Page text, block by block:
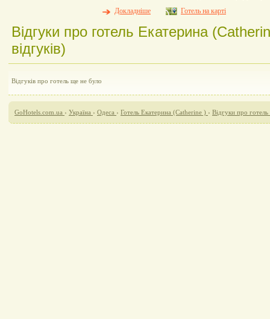
Докладніше
Готель на карті
Відгуки про готель Екатерина
відгуків)
Відгуків про готель ще не було
GoHotels.com.ua › Україна › Одеса › Готель Екатерина (Catherine ) › Відгуки про